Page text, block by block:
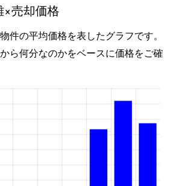
売却価格
件の平均価格を表したグラフです。
ら何分なのかをベースに価格をご確